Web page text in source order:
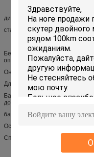
дизайн складчатости 3 секунд
стабилизированный и удобный
Безщеточный мотор мотора
опционный
Он тише, оно имеет меньше
Длинное время работы от
Батарея имеет перормансе
достаточную емкость и длинную
батарея лития 8.8ах, двойная
Осветительная установка
Спереди и сзади свет СИД